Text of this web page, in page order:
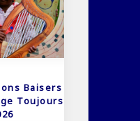
Baisers
Toujours